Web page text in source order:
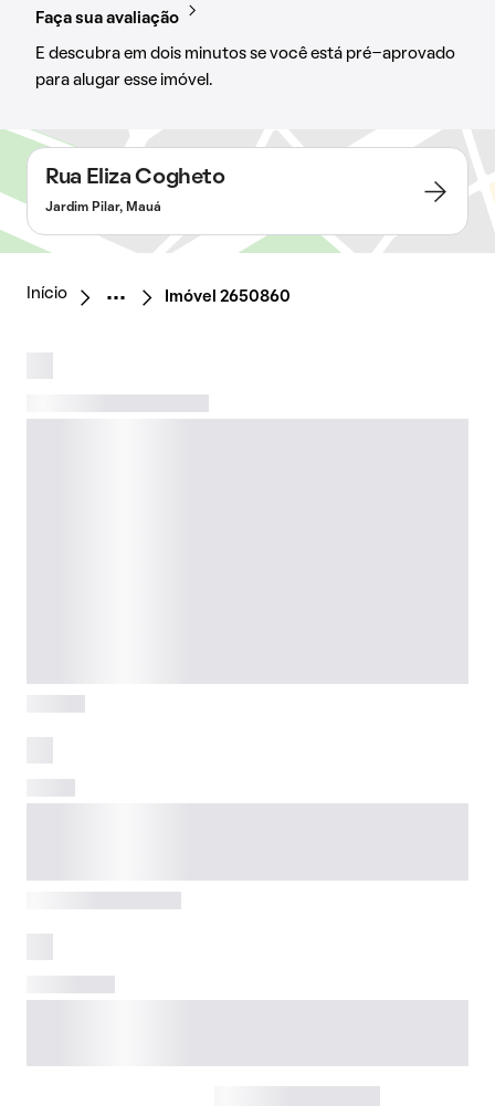
Faça sua avaliação
E descubra em dois minutos se você está pré-aprovado
para alugar esse imóvel.
Rua Eliza Cogheto
Jardim Pilar, Mauá
Início Imóvel 2650860